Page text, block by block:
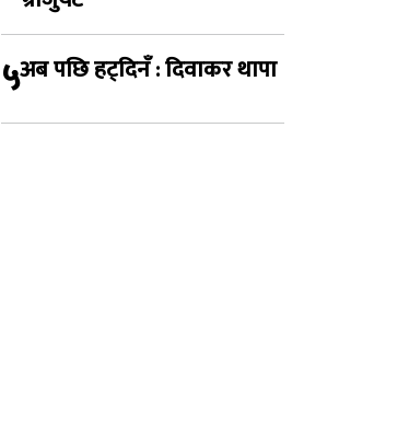
५अब पछि हट्दिनँ : दिवाकर थापा